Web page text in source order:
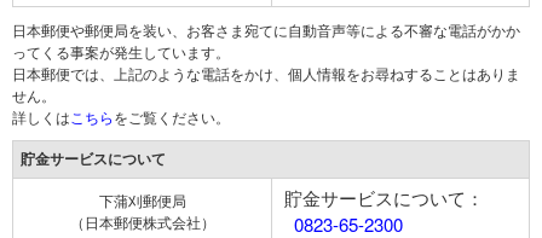
日本郵便や郵便局を装い、お客さま宛てに自動音声等による不審な電話がかか
ってくる事案が発生しています。
日本郵便では、上記のような電話をかけ、個人情報をお尋ねすることはありま
せん。
詳しくは こちらをご覧ください。
貯金サービスについて
下蒲刈郵便局
（日本郵便株式会社）
貯金サービスについて：
0823-65-2300